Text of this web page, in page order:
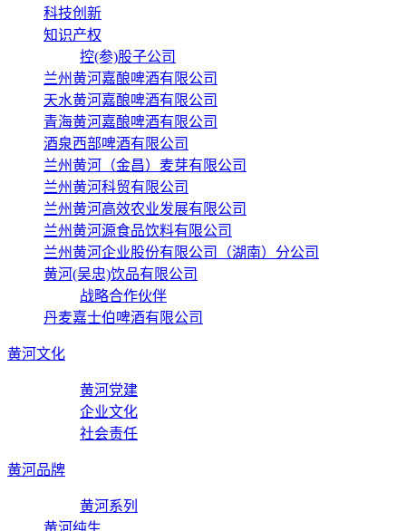
科技创新
知识产权
控(参)股子公司
兰州黄河嘉酿啤酒有限公司
天水黄河嘉酿啤酒有限公司
青海黄河嘉酿啤酒有限公司
酒泉西部啤酒有限公司
兰州黄河（金昌）麦芽有限公司
兰州黄河科贸有限公司
兰州黄河高效农业发展有限公司
兰州黄河源食品饮料有限公司
兰州黄河企业股份有限公司（湖南）分公司
黄河(吴忠)饮品有限公司
战略合作伙伴
丹麦嘉士伯啤酒有限公司
黄河文化
黄河党建
企业文化
社会责任
黄河品牌
黄河系列
黄河纯生